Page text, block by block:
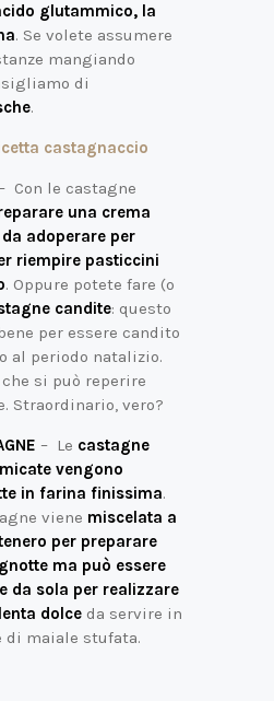
glutammico, la
. Se volete assumere
mangiando
di
.
castagnaccio
Con le castagne
una crema
adoperare per
riempire pasticcini
. Oppure potete fare (o
candite: questo
per essere candito
al periodo natalizio.
si può reperire
Straordinario, vero?
– Le castagne
vengono
in farina finissima.
viene miscelata a
per preparare
ma può essere
da sola per realizzare
dolce da servire in
di maiale stufata.